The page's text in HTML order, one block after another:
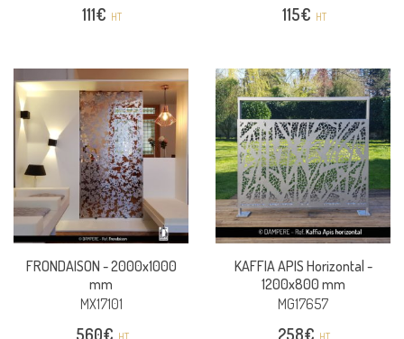
111€ HT 115€ HT
FRONDAISON -2000x1000
mm
MX17101
560€
KAFFIA APIS Horizontal -
1200x800 mm
MG17657
258€